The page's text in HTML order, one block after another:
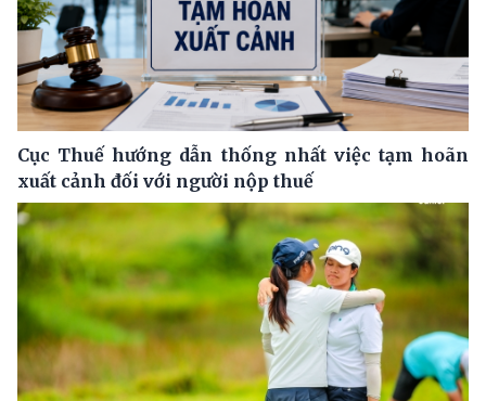
Cục Thuế hướng dẫn thống nhất việc tạm hoãn
xuất cảnh đối với người nộp thuế